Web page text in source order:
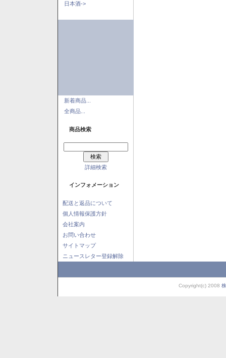
日本酒->
新着商品...
全商品...
商品検索
詳細検索
インフォメーション
配送と返品について
個人情報保護方針
会社案内
お問い合わせ
サイトマップ
ニュースレター登録解除
Copyright(c) 2008